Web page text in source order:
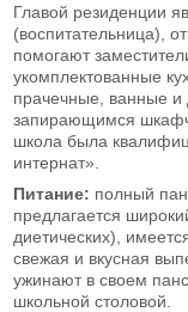
Главой резиденции
(воспитательница),
помогают
укомплектованные
прачечные, ванные
запирающимся
школа была
интернат».
Питание: полный
предлагается
диетических),
свежая и вкусная
ужинают в своем
школьной столовой.